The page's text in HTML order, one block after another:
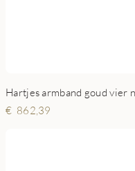
862,39